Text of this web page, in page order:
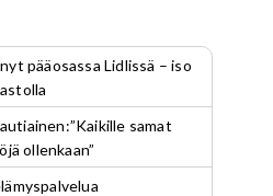
pääosassa Lidlissä – iso
samat
ollenkaan”